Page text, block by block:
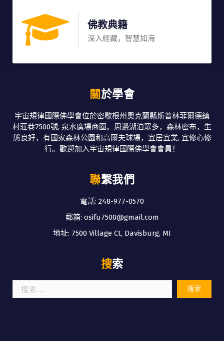
佛教典籍
深入經藏，智慧如海
關於學會
宇宙規律國際佛學會位於密歇根州奧克蘭縣斯普林菲爾德鎮
村莊巷7500號, 泉水廣場商圈。周邊湖泊眾多，森林密布，生
態良好，有國家森林公園和高爾夫球場，宜居宜業, 宜修心修
行。歡迎加入宇宙規律國際佛學會會員！
聯繫我們
電話: 248-977-0570
郵箱: osifu7500@gmail.com
地址: 7500 Village Ct, Davisburg, MI
搜索
索：